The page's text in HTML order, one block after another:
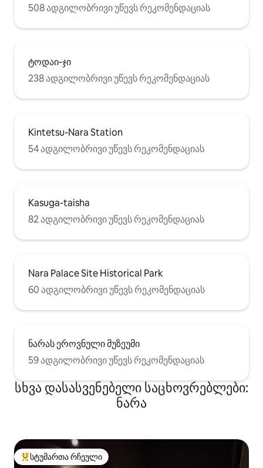
508 ადგილობრივი უწევს რეკომენდაციას
ტოდაი-ჯი
238 ადგილობრივი უწევს რეკომენდაციას
Kintetsu-Nara Station
54 ადგილობრივი უწევს რეკომენდაციას
Kasuga-taisha
82 ადგილობრივი უწევს რეკომენდაციას
Nara Palace Site Historical Park
60 ადგილობრივი უწევს რეკომენდაციას
ნარას ეროვნული მუზეუმი
59 ადგილობრივი უწევს რეკომენდაციას
სხვა დასასვენებელი საცხოვრებლები:
ნარა
სტუმართა რჩეული მოწინავე ვარიანტი
სტუმართა რჩეული